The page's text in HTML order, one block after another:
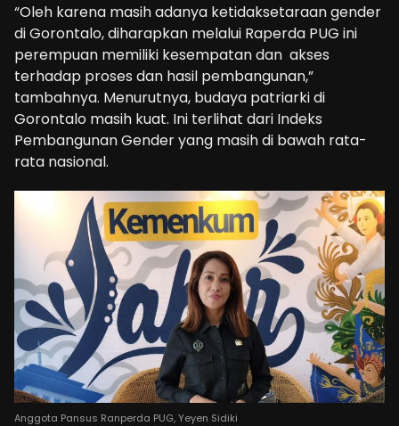
“Oleh karena masih adanya ketidaksetaraan gender
di Gorontalo, diharapkan melalui Raperda PUG ini
perempuan memiliki kesempatan dan akses
terhadap proses dan hasil pembangunan,”
tambahnya. Menurutnya, budaya patriarki di
Gorontalo masih kuat. Ini terlihat dari Indeks
Pembangunan Gender yang masih di bawah rata-
rata nasional.
Anggota Pansus Ranperda PUG, Yeyen Sidiki